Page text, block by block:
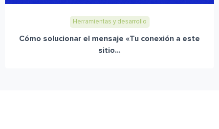
Herramientas y desarrollo
Cómo solucionar el mensaje «Tu conexión a este
sitio...